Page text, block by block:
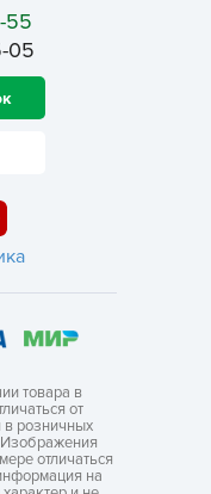
55
05
товара в
от
розничных
Изображения
отличаться
на